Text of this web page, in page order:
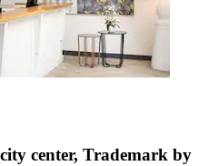
center, Trademark by